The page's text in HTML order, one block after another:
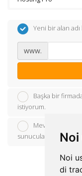
Noi
di
Yeni bir alan
www.
Başka bir
istiyorum.
Mevcut bir alan